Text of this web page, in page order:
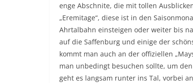
enge Abschnite, die mit tollen
„Eremitage“, diese ist in den
Ahrtalbahn einsteigen oder weiter bis
auf die Saffenburg und einige der
kommt man auch an der offiziellen
man unbedingt besuchen sollte, um
geht es langsam runter ins Tal, vorbei